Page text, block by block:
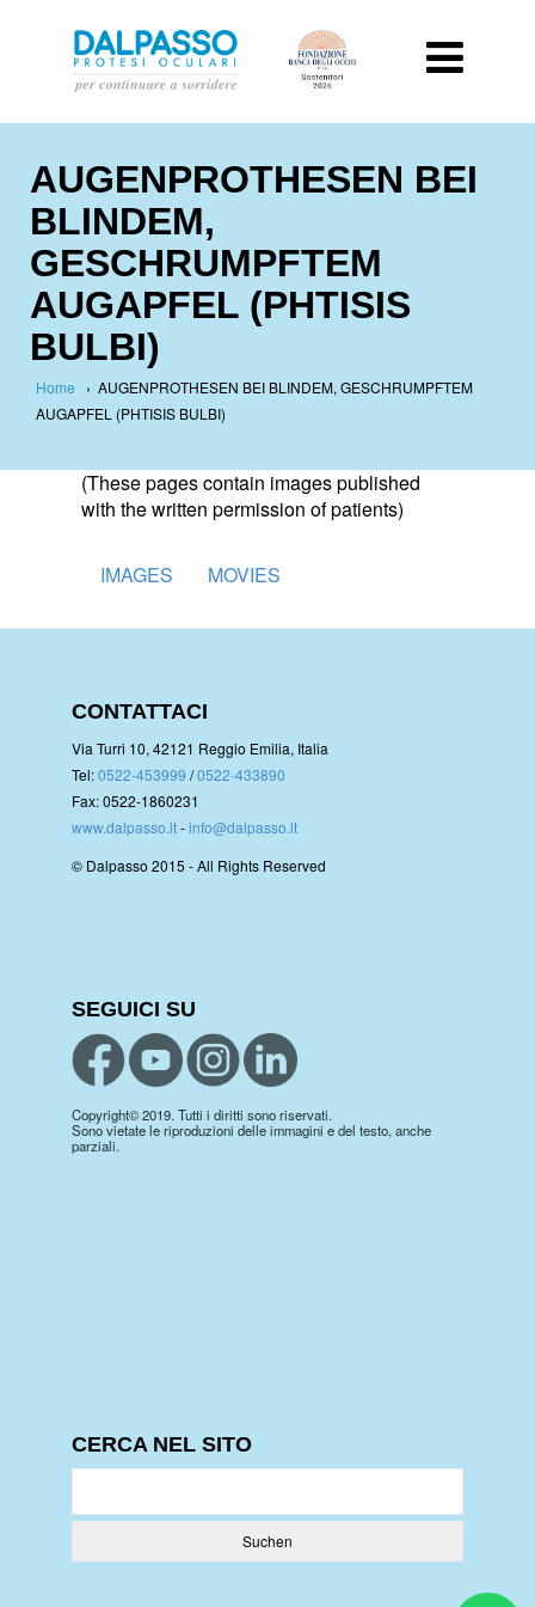
AUGENPROTHESEN BEI
BLINDEM,
GESCHRUMPFTEM
AUGAPFEL (PHTISIS
BULBI)
Home › AUGENPROTHESEN BEI BLINDEM, GESCHRUMPFTEM
AUGAPFEL (PHTISIS BULBI)
(These pages contain images published
with the written permission of patients)
IMAGES MOVIES
CONTATTACI
Via Turri 10, 42121 Reggio Emilia, Italia
Tel:0522-453999 /0522-433890
Fax: 0522-1860231
www.dalpasso.it-info@dalpasso.it
© Dalpasso 2015 - All Rights Reserved
SEGUICI SU
Copyright© 2019. Tutti i diritti sono riservati.
Sono vietate le riproduzioni delle immagini e del testo, anche
parziali.
CERCA NEL SITO